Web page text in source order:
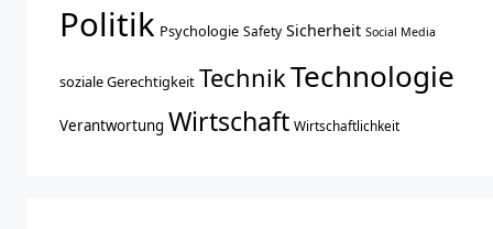
Politik Psychologie Safety Sicherheit Social Media
soziale Gerechtigkeit TechnikTechnologie
Verantwortung Wirtschaft Wirtschaftlichkeit